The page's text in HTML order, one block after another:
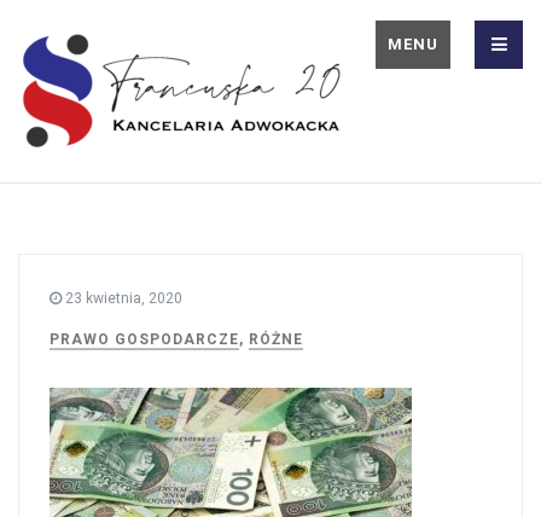
MENU
23 kwietnia, 2020
PRAWO GOSPODARCZE, RÓŻNE